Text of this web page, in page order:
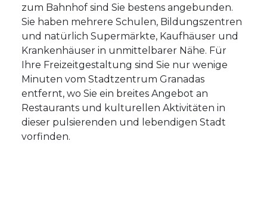
zum Bahnhof sind Sie bestens angebunden.
Sie haben mehrere Schulen, Bildungszentren
und natürlich Supermärkte, Kaufhäuser und
Krankenhäuser in unmittelbarer Nähe. Für
Ihre Freizeitgestaltung sind Sie nur wenige
Minuten vom Stadtzentrum Granadas
entfernt, wo Sie ein breites Angebot an
Restaurants und kulturellen Aktivitäten in
dieser pulsierenden und lebendigen Stadt
vorfinden.